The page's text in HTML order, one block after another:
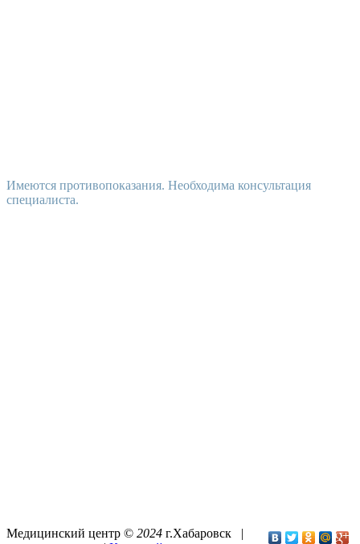
Имеются противопоказания. Необходима консультация
специалиста.
Медицинский центр © 2024 г.Хабаровск |